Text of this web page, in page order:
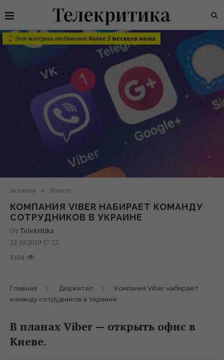
Этот материал опубликован более 5 месяцев назад
Диджитал Новости
КОМПАНИЯ VIBER НАБИРАЕТ КОМАНДУ
СОТРУДНИКОВ В УКРАИНЕ
От Telekritika
22.10.2019 17:23
8104
Главная Диджитал
Компания Viber набирает
команду сотрудников в Украине
В планах Viber — открыть офис в
Киеве.